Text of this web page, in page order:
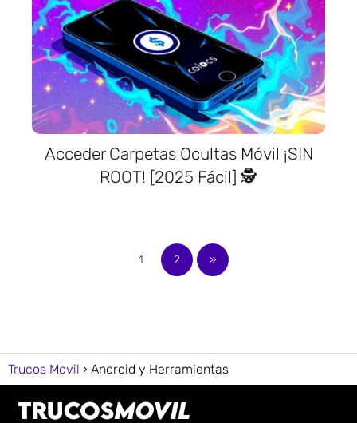
Acceder Carpetas Ocultas Móvil ¡SIN
ROOT! [2025 Fácil] 🕵️
1 2 »
Trucos Movil Android y Herramientas